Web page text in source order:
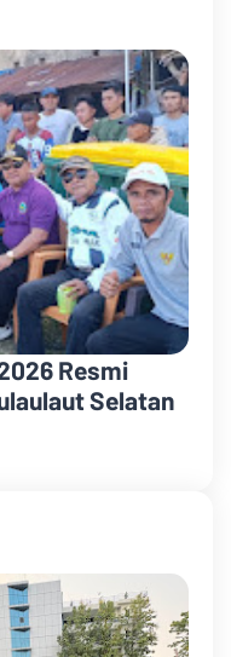
Resmi
Selatan